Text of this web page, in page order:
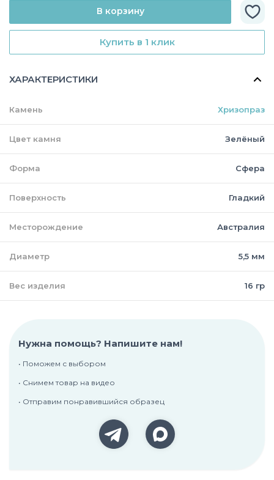
Купить в 1 клик
В корзину
ХАРАКТЕРИСТИКИ
Камень Хризопраз
Цвет камня Зелёный
Форма Сфера
Поверхность Гладкий
Месторождение Австралия
Диаметр 5,5 мм
Вес изделия 16 гр
Нужна помощь? Напишите нам!
• Поможем с выбором
• Снимем товар на видео
• Отправим понравившийся образец